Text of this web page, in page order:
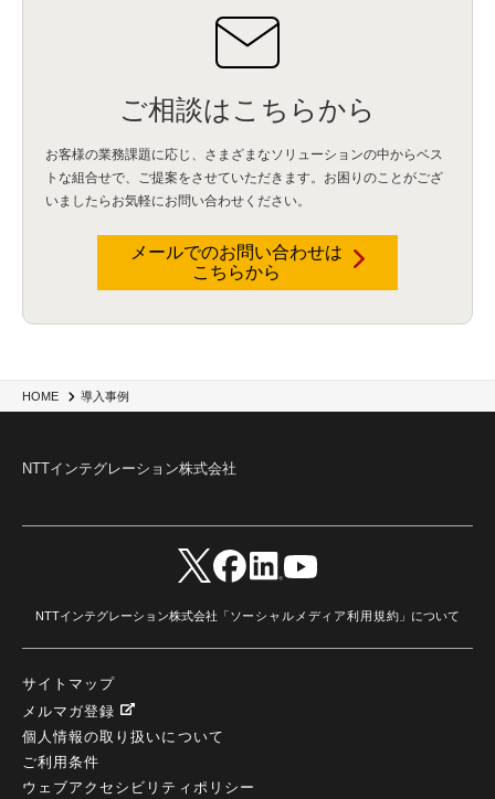
HOME 導入事例
ご相談はこちらから
お客様の業務課題に応じ、さまざまなソリューションの中からベス
トな組合せで、
ご提案をさせていただきます。お困りのことがござ
いましたらお気軽にお問い合わせください。
メールでのお問い合わせは
こちらから
NTTインテグレーション株式会社
NTTインテグレーション株式会社「ソーシャルメディア利用規約 」について
サイトマップ
メルマガ登録
個人情報の取り扱いについて
ご利用条件
ウェブアクセシビリティポリシー